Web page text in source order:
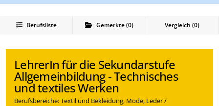
Berufsliste Gemerkte(0) Vergleich (0)
LehrerIn für die Sekundarstufe
Allgemeinbildung - Technisches
und textiles Werken
Berufsbereiche: Textil und Bekleidung, Mode, Leder /